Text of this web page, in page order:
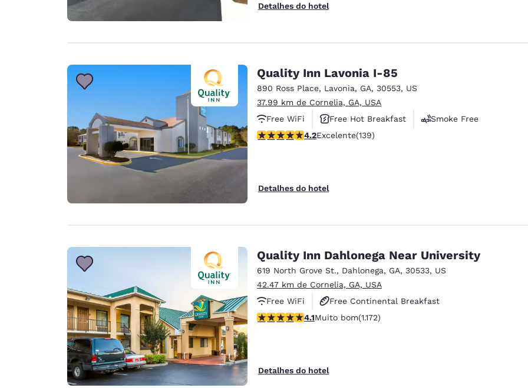
Detalhes do hotel
Quality Inn Lavonia I-85
890 Ross Place, Lavonia, GA, 30553, US
37.99 km de Cornelia, GA, USA
Free WiFi
Free Hot Breakfast
Smoke Free
classificação 4.24 estrelas. Excelente. 139 avaliações
4.2Excelente(139)
Detalhes do hotel
Quality Inn Dahlonega Near University
619 North Grove St., Dahlonega, GA, 30533, US
42.47 km de Cornelia, GA, USA
Free WiFi
Free Continental Breakfast
Free Hot Breakfast
classificação 4.09 estrelas. Muito bom. 1172 avaliações
4.1Muito bom(1.172)
Detalhes do hotel